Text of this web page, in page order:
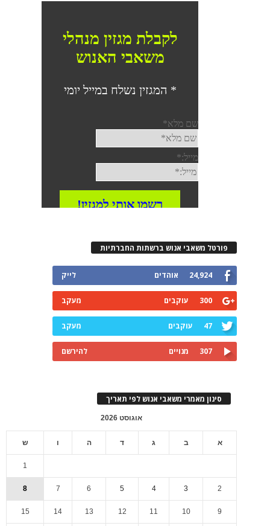
פורטל משאבי אנוש ברשתות החברתיות
24,924 אוהדים לייק
300 עוקבים מעקב
47 עוקבים מעקב
307 מנויים להירשם
סינון מאמרי משאבי אנוש לפי תאריך
אוגוסט 2026
א ב ג ד ה ו ש
1
2
3
4
5
6
7
8
9
10
11
12
13
14
15